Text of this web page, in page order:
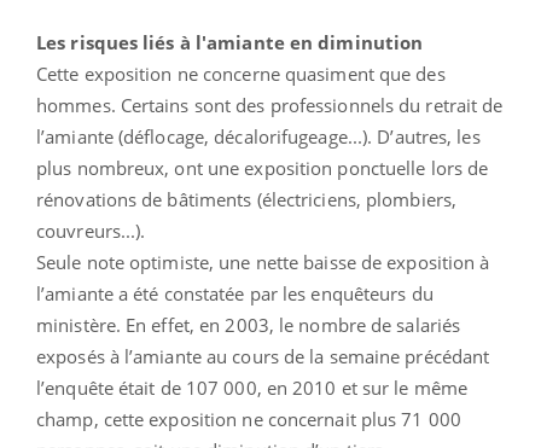
Les risques liés à l'amiante en diminution
Cette exposition ne concerne quasiment que des
hommes. Certains sont des professionnels du retrait de
l’amiante (déflocage, décalorifugeage...). D’autres, les
plus nombreux, ont une exposition ponctuelle lors de
rénovations de bâtiments (électriciens, plombiers,
couvreurs...).
Seule note optimiste, une nette baisse de exposition à
l’amiante a été constatée par les enquêteurs du
ministère. En effet, en 2003, le nombre de salariés
exposés à l’amiante au cours de la semaine précédant
l’enquête était de 107 000, en 2010 et sur le même
champ, cette exposition ne concernait plus 71 000